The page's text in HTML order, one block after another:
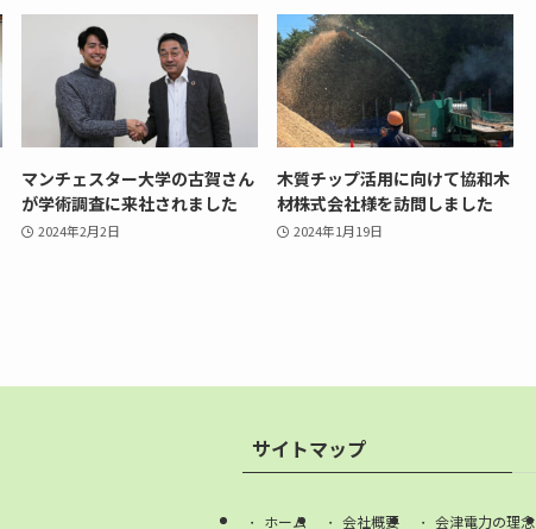
マンチェスター大学の古賀さん
が学術調査に来社されました
2024年2月2日
木質チップ活用に向けて協和木
材株式会社様を訪問しました
2024年1月19日
サイトマップ
ホーム 会社概要 会津電力の理念